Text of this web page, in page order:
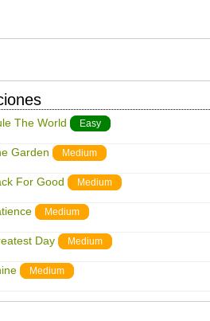
The World Easy
Garden Medium
For Good Medium
Medium
Day Medium
Medium